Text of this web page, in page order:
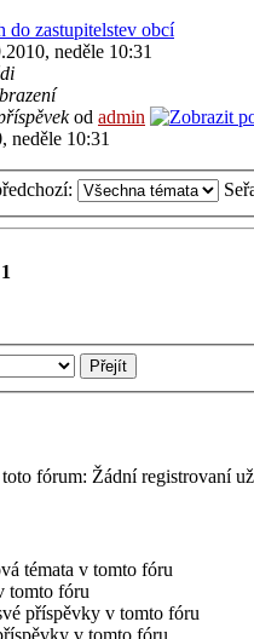
do zastupitelstev obcí
neděle 10:31
od admin
neděle 10:31
1
fórum: Žádní registrovaní
témata v tomto fóru
tomto fóru
příspěvky v tomto fóru
v tomto fóru